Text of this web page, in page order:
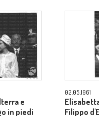
e
in piedi
02.05.1961
Filippo